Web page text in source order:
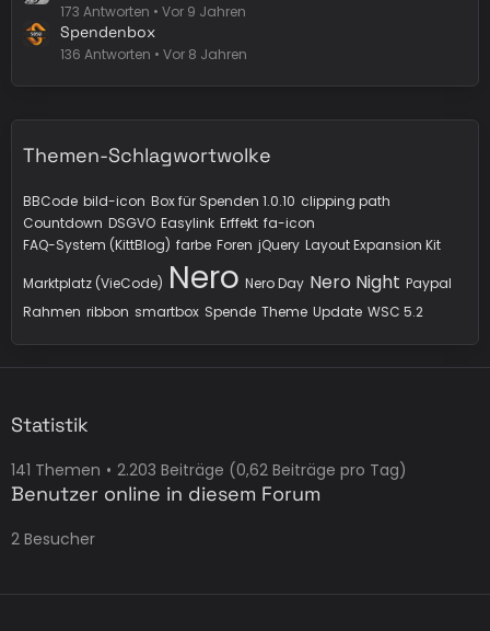
173 Antworten Vor 9 Jahren
Spendenbox
136 Antworten Vor 8 Jahren
Themen-Schlagwortwolke
BBCode bild-icon Box für Spenden 1.0.10 clipping path
Countdown DSGVO Easylink Erffekt fa-icon
FAQ-System (KittBlog) farbe Foren jQuery Layout Expansion Kit
Marktplatz (VieCode) Nero Nero Day Nero Night Paypal
Rahmen ribbon smartbox Spende Theme Update WSC 5.2
Statistik
141 Themen 2.203 Beiträge (0,62 Beiträge pro Tag)
Benutzer online in diesem Forum
2 Besucher